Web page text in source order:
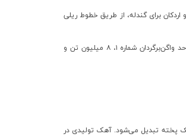
برای گندله، از طریق خطوط ریلی
در واحد واگن‌برگردان، واگن‌ها جدا شده و هر واگن با چرخش ۱۸۰ درجه تخلیه می‌شود. مواد توسط نوار نقاله به واحد انباشت و برداشت منتقل و در دپوها ذخیره می‌شوند. ظرفیت واحد واگن‌برگردان شماره ۱، ۸ میلیون تن و
جنوب‌شرقی شرکت تأمین و در دو کوره دوار افقی در دمای ۹۰۰ تا ۱۱۰۰ درجه سانتی‌گراد به آهک پخته تبدیل می‌شود. آهک تولیدی در